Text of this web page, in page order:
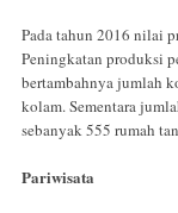
Pada tahun 2016 nilai
Peningkatan produksi
bertambahnya jumlah
kolam. Sementara
sebanyak 555 rumah
Pariwisata